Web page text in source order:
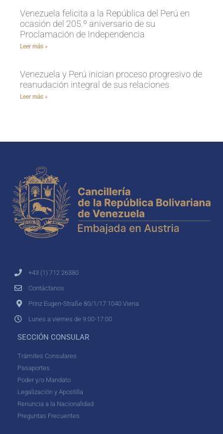
Venezuela felicita a la República del Perú en
ocasión del 205.º aniversario de su
Proclamación de Independencia
Leer más »
Venezuela y Perú inician proceso progresivo de
reanudación integral de sus relaciones
Leer más »
+43 (1) 712 26380
Contáctanos
Prinz Eugen-Straße 80/1/17 1040 Viena
Lunes a viernes de 9:00-17:00
SECCIÓN CONSULAR
Trámites Consulares
Pasaportes
Poder y/o Mandato
Legalización y Apostilla
Renuncia a la Nacionalidad
Preguntas Frecuentes